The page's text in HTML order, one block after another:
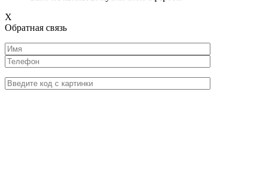
X
Обратная связь